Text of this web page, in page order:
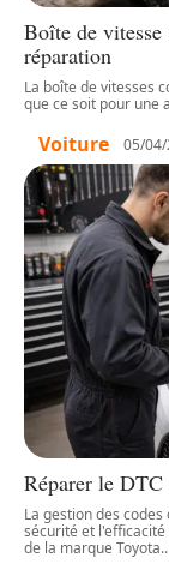
Boîte de vitesse
réparation
La boîte de vitesses
que ce soit pour une
Voiture 05/
Réparer le DTC
La gestion des
sécurité et
de la marque Toyota.